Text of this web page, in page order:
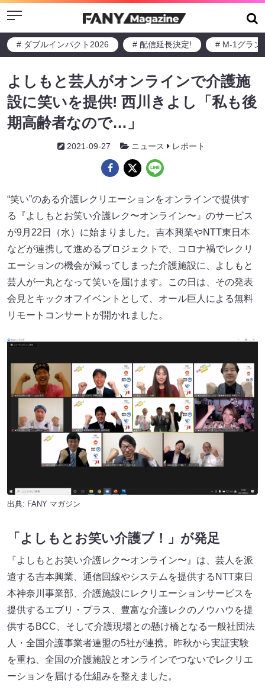
Menu
# ダブルインパクト2026 # 配信延長決定! # M-1グラン
よしもと芸人がオンラインで介護施
設に笑いを提供! 西川きよし「私も後
期高齢者なので…」
2021-09-27 ニュース レポート
“笑い”のある介護レクリエーションをオンラインで提供す
る『よしもとお笑い介護レク〜オンライン〜』のサービス
が9月22日（水）に始まりました。吉本興業やNTT東日本
などが連携して進めるプロジェクトで、コロナ禍でレクリ
エーションの機会が減ってしまった介護施設に、よしもと
芸人が一丸となって笑いを届けます。この日は、その発表
会見とキックオフイベントとして、オール巨人による無料
リモートコンサートが開かれました。
出典: FANY マガジン
「よしもとお笑い介護ブ！」が発足
『よしもとお笑い介護レク〜オンライン〜』は、芸人を派
遣する吉本興業、通信回線やシステムを提供するNTT東日
本神奈川事業部、介護施設にレクリエーションサービスを
提供するエブリ・プラス、豊富な介護レクのノウハウを提
供するBCC、そして介護現場との懸け橋となる一般社団法
人・全国介護事業者連盟の5社が連携。昨秋から実証実験
を重ね、全国の介護施設とオンラインでつないでレクリエ
ーションを届ける仕組みを整えました。